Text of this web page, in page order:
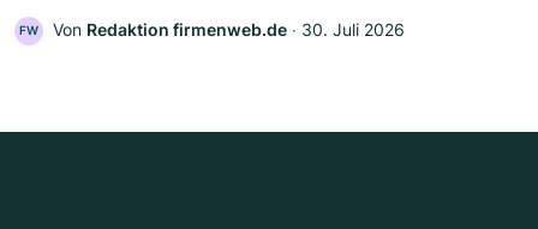
FW Von Redaktion firmenweb.de ‧ 30. Juli 2026